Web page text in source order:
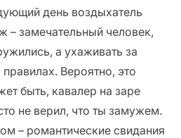
день воздыхатель
– замечательный человек,
а ухаживать за
Вероятно, это
быть, кавалер на заре
не верил, что ты замужем.
– романтические свидания